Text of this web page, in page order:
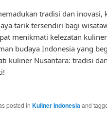
tradisi dan
tarik tersendiri bagi
menikmati kelezatan
budaya Indonesia yang
kuliner Nusantara: tradisi
posted in Kuliner Indonesiaand